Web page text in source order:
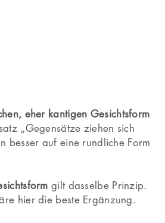
eher kantigen Gesichtsform
„Gegensätze ziehen sich
besser auf eine rundliche Form
gilt dasselbe Prinzip.
hier die beste Ergänzung.